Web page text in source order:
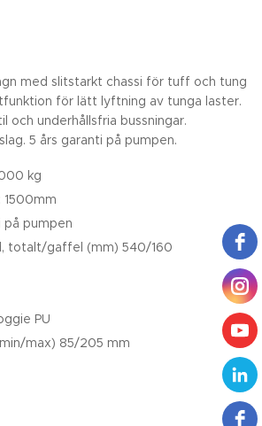
med slitstarkt chassi för tuff och tung
för lätt lyftning av tunga laster.
och underhållsfria bussningar.
5 års garanti på pumpen.
kg
1500mm
på pumpen
totalt/gaffel (mm) 540/160
PU
max) 85/205 mm